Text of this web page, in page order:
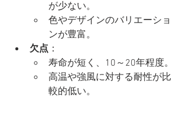
が少ない。
色やデザインのバリエーショ
ンが豊富。
欠点 ：
寿命が短く、10～20年程度。
高温や強風に対する耐性が比
較的低い。